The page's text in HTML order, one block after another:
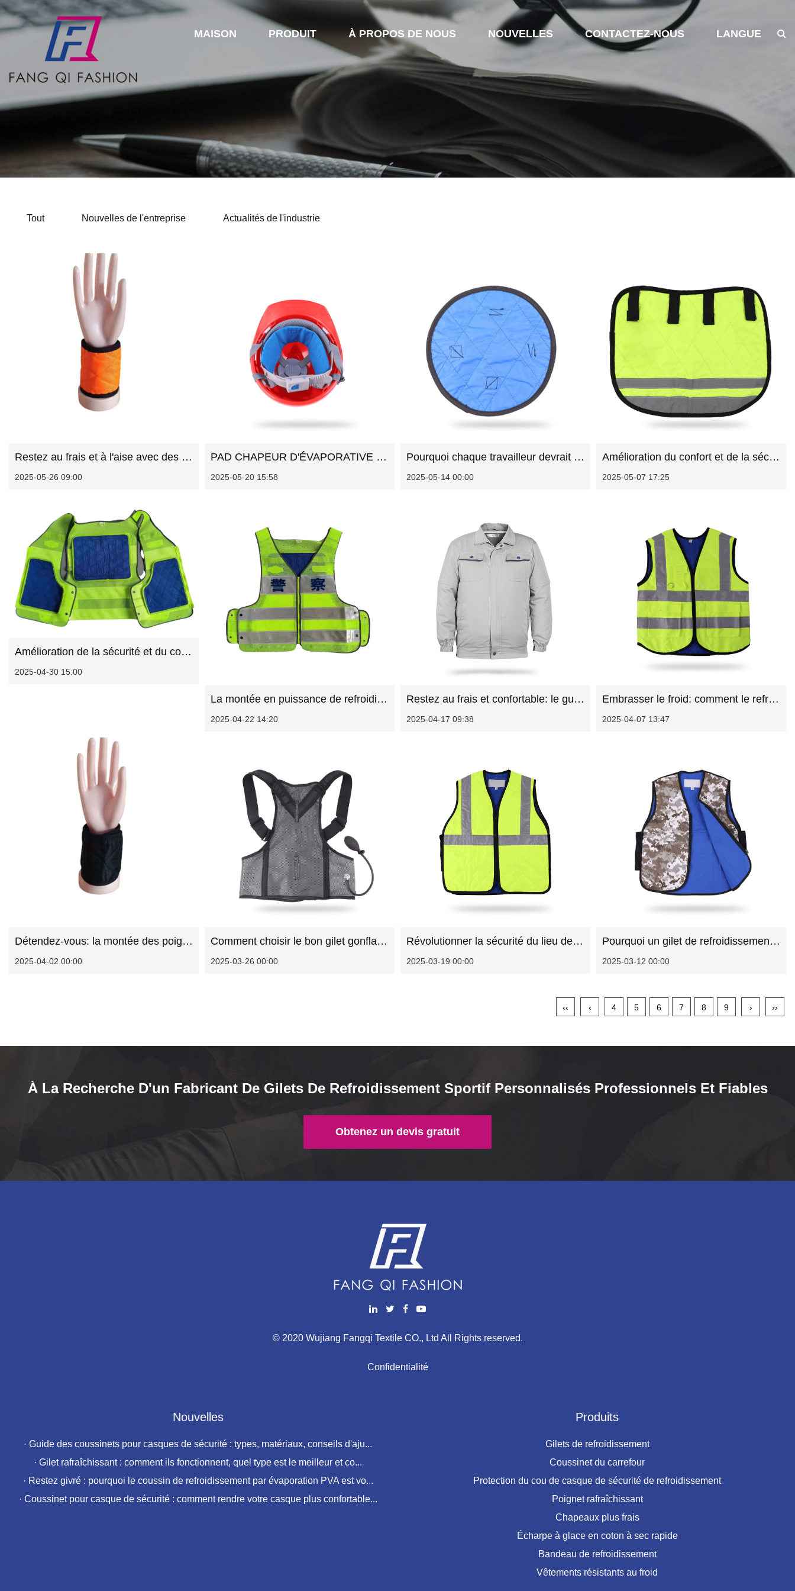
MAISON PRODUIT À PROPOS DE NOUS NOUVELLES CONTACTEZ-NOUS LANGUE
Tout Nouvelles de l'entreprise Actualités de l'industrie
Restez au frais et à l'aise avec des enveloppements de poignet de refroidissement innovants
2025-05-26 09:00
PAD CHAPEUR D'ÉVAPORATIVE CHARGE: La solution intelligente pour la protection de la chaleur extérieure
2025-05-20 15:58
Pourquoi chaque travailleur devrait envisager un coussin de casque
2025-05-14 00:00
Amélioration du confort et de la sécurité avec le bon coussin du rires
2025-05-07 17:25
Amélioration de la sécurité et du confort des officiers: pourquoi chaque département a besoin de gilets de refroidissement réfléchissants
2025-04-30 15:00
La montée en puissance de refroidissement de la police réfléchissante: un changement de jeu pour l'application de la loi
2025-04-22 14:20
Restez au frais et confortable: le guide ultime des vestes de refroidissement des ventilateurs
2025-04-17 09:38
Embrasser le froid: comment le refroidissement réfléchissant à l'extérieur est de redéfinir le confort dans les espaces ouverts
2025-04-07 13:47
Détendez-vous: la montée des poignets refroidisse comme une solution intelligente pour rester cool
2025-04-02 00:00
Comment choisir le bon gilet gonflable de sécurité pour vos besoins
2025-03-26 00:00
Révolutionner la sécurité du lieu de travail: les avantages du gilet de refroidissement du trafic de chaux
2025-03-19 00:00
Pourquoi un gilet de refroidissement par évaporation change la donne pour le soulagement de la chaleur
2025-03-12 00:00
‹‹ ‹ 4 5 6 7 8 9 › ››
À La Recherche D'un Fabricant De Gilets De Refroidissement Sportif Personnalisés Professionnels Et Fiables
Obtenez un devis gratuit
© 2020 Wujiang Fangqi Textile CO., Ltd All Rights reserved.
Confidentialité
Nouvelles
· Guide des coussinets pour casques de sécurité : types, matériaux, conseils d'aju...
· Gilet rafraîchissant : comment ils fonctionnent, quel type est le meilleur et co...
· Restez givré : pourquoi le coussin de refroidissement par évaporation PVA est vo...
· Coussinet pour casque de sécurité : comment rendre votre casque plus confortable...
Produits
Gilets de refroidissement
Coussinet du carrefour
Protection du cou de casque de sécurité de refroidissement
Poignet rafraîchissant
Chapeaux plus frais
Écharpe à glace en coton à sec rapide
Bandeau de refroidissement
Vêtements résistants au froid